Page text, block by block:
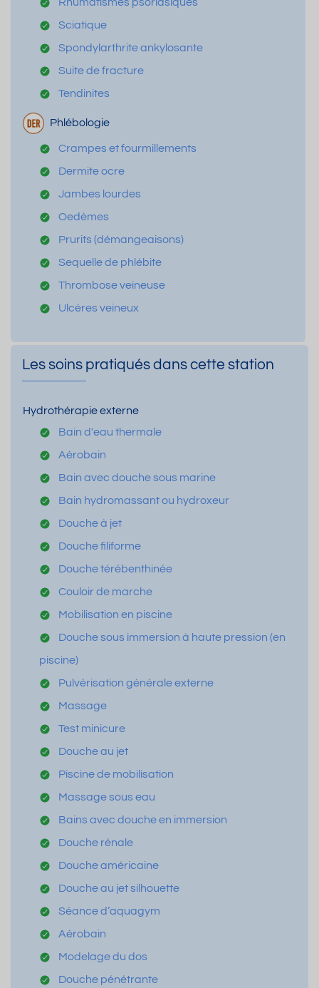
Sciatique
Spondylarthrite ankylosante
Suite de fracture
Tendinites
Phlébologie
Crampes et fourmillements
Dermite ocre
Jambes lourdes
Oedèmes
Prurits (démangeaisons)
Sequelle de phlébite
Thrombose veineuse
Ulcères veineux
Les soins pratiqués dans cette station
Hydrothérapie externe
Bain d'eau thermale
Aérobain
Bain avec douche sous marine
Bain hydromassant ou hydroxeur
Douche à jet
Douche filiforme
Douche térébenthinée
Couloir de marche
Mobilisation en piscine
Douche sous immersion à haute pression (en
piscine)
Pulvérisation générale externe
Massage
Test minicure
Douche au jet
Piscine de mobilisation
Massage sous eau
Bains avec douche en immersion
Douche rénale
Douche américaine
Douche au jet silhouette
Séance d’aquagym
Aérobain
Modelage du dos
Douche pénétrante